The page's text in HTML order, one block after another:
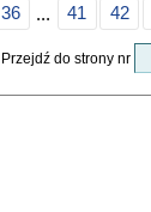
36 ... 41 42
Przejdź do strony nr